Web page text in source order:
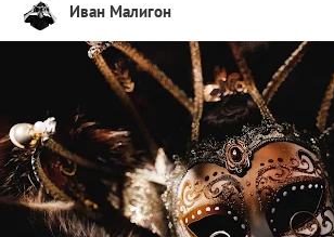
Иван Малигон